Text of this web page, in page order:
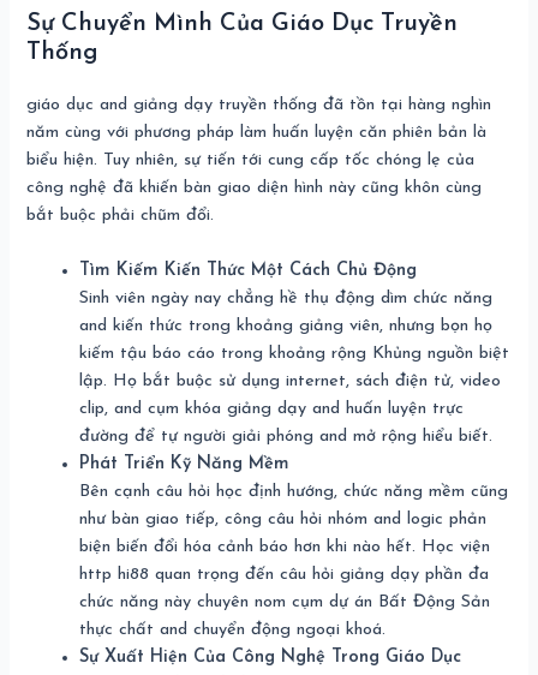
Sự Chuyển Mình Của Giáo Dục Truyền
Thống
giáo dục and giảng dạy truyền thống đã tồn tại hàng nghìn
năm cùng với phương pháp làm huấn luyện căn phiên bản là
biểu hiện. Tuy nhiên, sự tiến tới cung cấp tốc chóng lẹ của
công nghệ đã khiến bàn giao diện hình này cũng khôn cùng
bắt buộc phải chũm đổi.
Tìm Kiếm Kiến Thức Một Cách Chủ Động
Sinh viên ngày nay chẳng hề thụ động dìm chức năng
and kiến thức trong khoảng giảng viên, nhưng bọn họ
kiếm tậu báo cáo trong khoảng rộng Khủng nguồn biệt
lập. Họ bắt buộc sử dụng internet, sách điện tử, video
clip, and cụm khóa giảng dạy and huấn luyện trực
đường để tự người giải phóng and mở rộng hiểu biết.
Phát Triển Kỹ Năng Mềm
Bên cạnh câu hỏi học định hướng, chức năng mềm cũng
như bàn giao tiếp, công câu hỏi nhóm and logic phản
biện biến đổi hóa cảnh báo hơn khi nào hết. Học viện
http hi88 quan trọng đến câu hỏi giảng dạy phần đa
chức năng này chuyên nom cụm dự án Bất Động Sản
thực chất and chuyển động ngoại khoá.
Sự Xuất Hiện Của Công Nghệ Trong Giáo Dục